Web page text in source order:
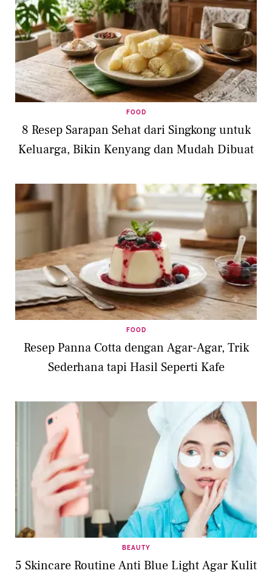
FOOD
8 Resep Sarapan Sehat dari Singkong untuk
Keluarga, Bikin Kenyang dan Mudah Dibuat
FOOD
Resep Panna Cotta dengan Agar-Agar, Trik
Sederhana tapi Hasil Seperti Kafe
BEAUTY
5 Skincare Routine Anti Blue Light Agar Kulit